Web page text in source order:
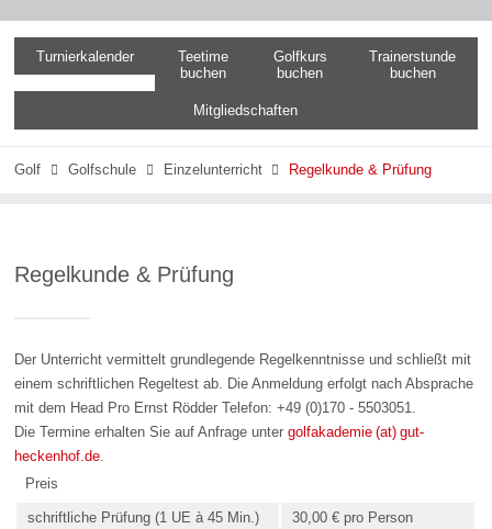
Turnierkalender
Teetime
buchen
Golfkurs
buchen
Trainerstunde
buchen
Mitgliedschaften
Golf  Golfschule  Einzelunterricht  Regelkunde & Prüfung
Regelkunde & Prüfung
Der Unterricht vermittelt grundlegende Regelkenntnisse und schließt mit
einem schriftlichen Regeltest ab. Die Anmeldung erfolgt nach Absprache
mit dem Head Pro Ernst Rödder Telefon: +49 (0)170 - 5503051.
Die Termine erhalten Sie auf Anfrage untergolfakademie (at) gut-
heckenhof.de
Preis
schriftliche Prüfung (1 UE à 45 Min.) 30,00 € pro Person